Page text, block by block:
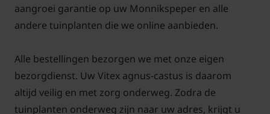
zijn. Belangrijk is dat de grond goed
waterdoorlatend is. Bij strenge vorst de plant
Moet Monnikspeper ook gesnoeid
aangroei garantie op uw Monnikspeper en alle
andere tuinplanten die we online aanbieden.
Alle bestellingen bezorgen we met onze eigen
bezorgdienst. Uw Vitex agnus-castus is daarom
altijd veilig en met zorg onderweg. Zodra de
tuinplanten onderweg zijn naar uw adres, krijgt u